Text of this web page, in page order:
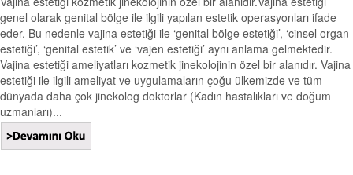
genel olarak genital bölge ile ilgili yapılan estetik operasyonları ifade
eder. Bu nedenle vajina estetiği ile ‘genital bölge estetiği’, ‘cinsel organ
estetiği’, ‘genital estetik’ ve ‘vajen estetiği’ aynı anlama gelmektedir.
Vajina estetiği ameliyatları kozmetik jinekolojinin özel bir alanıdır. Vajina
estetiği ile ilgili ameliyat ve uygulamaların çoğu ülkemizde ve tüm
dünyada daha çok jinekolog doktorlar (Kadın hastalıkları ve doğum
uzmanları)...